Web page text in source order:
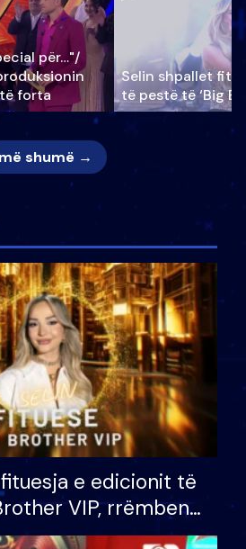
për…"/
forta
Selin shpallet
të pestë të ‘Big
më shumë →
e edicionit të
VIP, rrëmben
prej 100 mijë eurosh